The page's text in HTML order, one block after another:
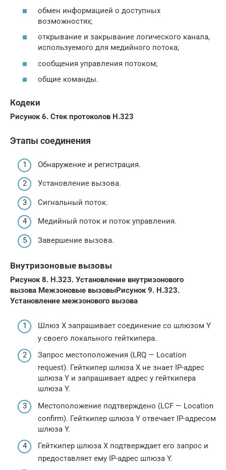
обмен информацией о доступных
возможностях;
открывание и закрывание логического канала,
используемого для медийного потока;
сообщения управления потоком;
общие команды.
Кодеки
Рисунок 6. Стек протоколов H.323
Этапы соединения
Обнаружение и регистрация.
Установление вызова.
Сигнальный поток.
Медийный поток и поток управления.
Завершение вызова.
Внутризоновые вызовы
Рисунок 8. H.323. Установление внутризонового
вызова Межзоновые вызовыРисунок 9. H.323.
Установление межзонового вызова
Шлюз X запрашивает соединение со шлюзом Y
у своего локального гейткипера.
Запрос местоположения (LRQ — Location
request). Гейткипер шлюза X не знает IP-адрес
шлюза Y и запрашивает адрес у гейткипера
шлюза Y.
Местоположение подтверждено (LCF — Location
confirm). Гейткипер шлюза Y отвечает IP-адресом
шлюза Y.
Гейткипер шлюза X подтверждает его запрос и
предоставляет ему IP-адрес шлюза Y.